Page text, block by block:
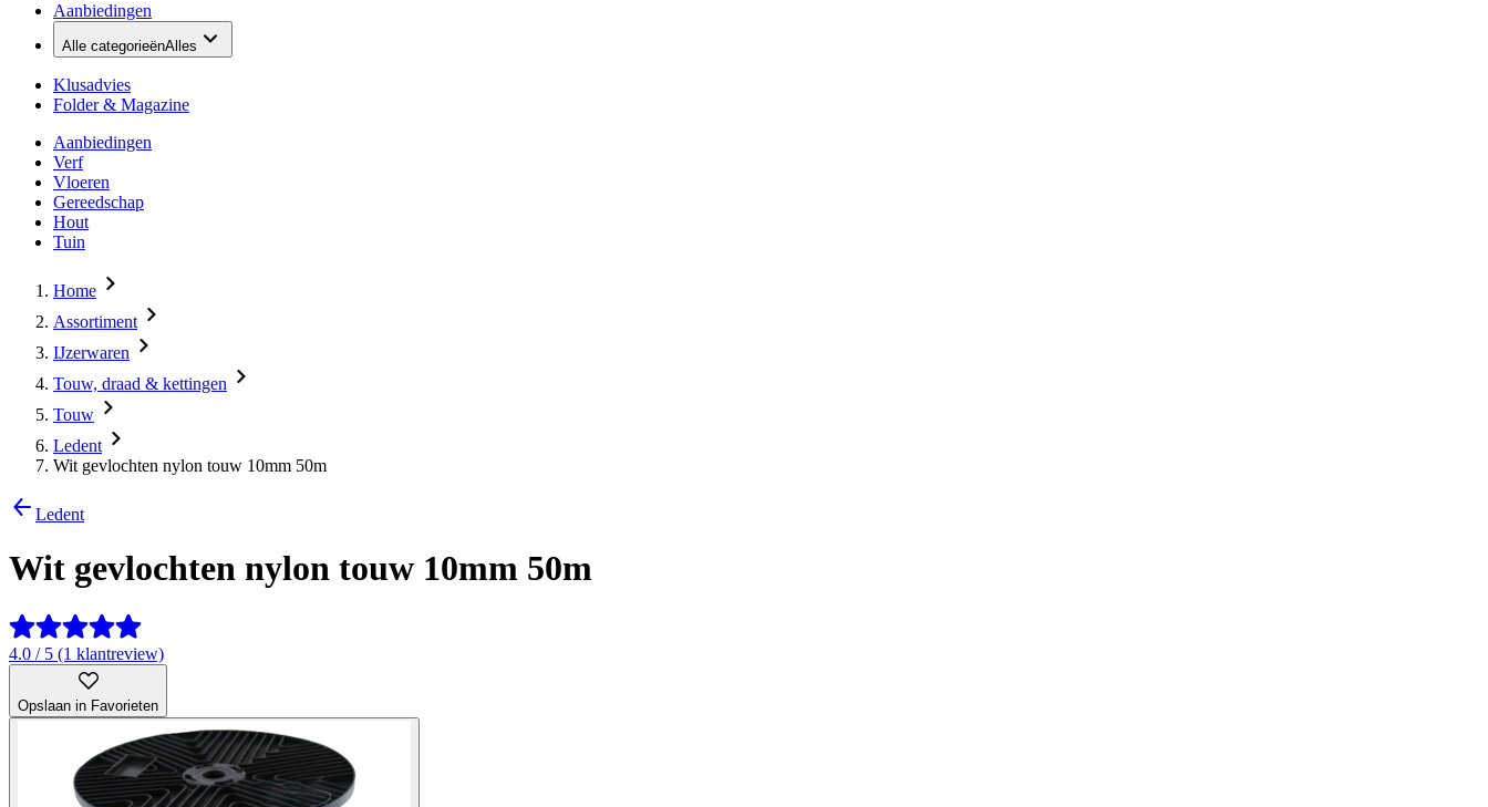
Aanbiedingen
Alle categorieënAlles
Klusadvies
Folder & Magazine
Aanbiedingen
Verf
Vloeren
Gereedschap
Hout
Tuin
Home
Assortiment
IJzerwaren
Touw, draad & kettingen
Touw
Ledent
Wit gevlochten nylon touw 10mm 50m
Ledent
Wit gevlochten nylon touw 10mm 50m
4.0 / 5 (1 klantreview)
Opslaan in Favorieten